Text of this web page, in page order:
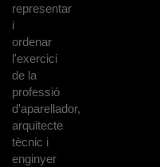
representar
i
ordenar
l'exercici
de la
professió
d'aparellador,
arquitecte
tècnic i
enginyer